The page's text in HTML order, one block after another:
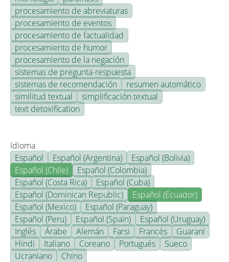
procesamiento de abreviaturas
procesamiento de eventos
procesamiento de factualidad
procesamiento de humor
procesamiento de la negación
sistemas de pregunta-respuesta
sistemas de recomendación
resumen automático
similitud textual
simplificación textual
text detoxification
Idioma
Español
Español (Argentina)
Español (Bolivia)
Español (Chile)
Español (Colombia)
Español (Costa Rica)
Español (Cuba)
Español (Dominican Republic)
Español (Ecuador)
Español (Mexico)
Español (Paraguay)
Español (Peru)
Español (Spain)
Español (Uruguay)
Inglés
Árabe Alemán Farsi Francés
Guarani
Hindi
Italiano Coreano Portugués
Sueco
Ucraniano
Chino